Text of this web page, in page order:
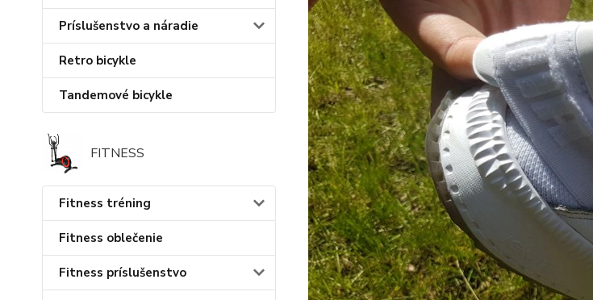
Príslušenstvo a náradie
Retro bicykle
Tandemové bicykle
FITNESS
Fitness tréning
Fitness oblečenie
Fitness príslušenstvo